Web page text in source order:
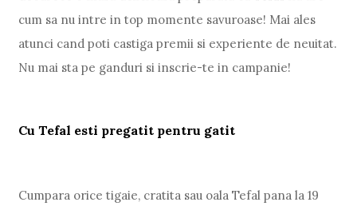
cum sa nu intre in top momente savuroase! Mai ales
atunci cand poti castiga premii si experiente de neuitat.
Nu mai sta pe ganduri si inscrie-te in campanie!
Cu Tefal esti pregatit pentru gatit
Cumpara orice tigaie, cratita sau oala Tefal pana la 19